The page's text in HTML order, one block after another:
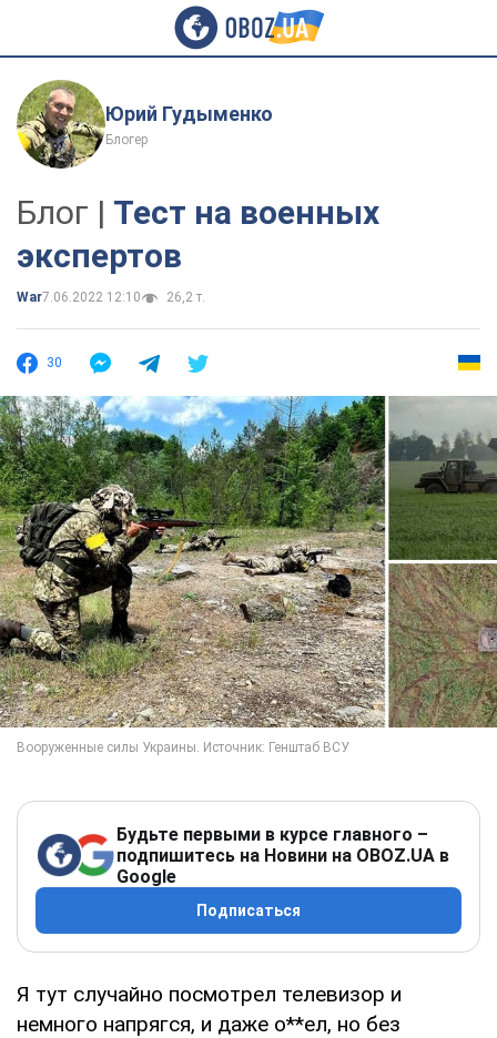
Юрий Гудыменко
Блогер
Блог | Тест на военных
экспертов
War7.06.2022 12:10 26,2 т.
30
Будьте первыми в курсе главного –
подпишитесь на Новини на OBOZ.UA в
Google
Подписаться
Я тут случайно посмотрел телевизор и
немного напрягся, и даже о**ел, но без